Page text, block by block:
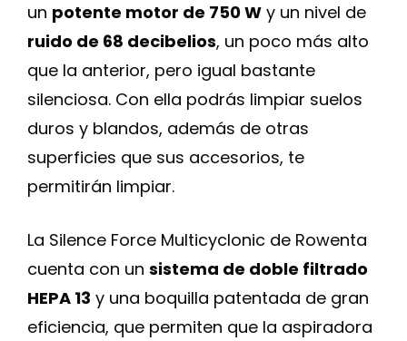
un potente motor de 750 W y un nivel de
ruido de 68 decibelios, un poco más alto
que la anterior, pero igual bastante
silenciosa. Con ella podrás limpiar suelos
duros y blandos, además de otras
superficies que sus accesorios, te
permitirán limpiar.
La Silence Force Multicyclonic de Rowenta
cuenta con un sistema de doble filtrado
HEPA 13 y una boquilla patentada de gran
eficiencia, que permiten que la aspiradora